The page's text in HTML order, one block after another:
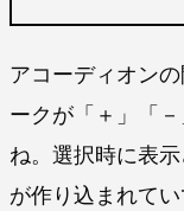
アコーディオン
ークが「＋」「
ね。選択時に表
が作り込まれて